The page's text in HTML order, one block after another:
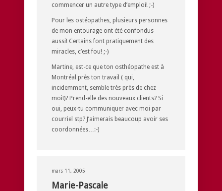
commencer un autre type d’emploi! ;-)
Pour les ostéopathes, plusieurs personnes
de mon entourage ont été confondus
aussi! Certains font pratiquement des
miracles, c’est fou! ;-)
Martine, est-ce que ton osthéopathe est à
Montréal près ton travail ( qui,
incidemment, semble très près de chez
moi!)? Prend-elle des nouveaux clients? Si
oui, peux-tu communiquer avec moi par
courriel stp? J’aimerais beaucoup avoir ses
coordonnées…:-)
mars 11, 2005
Marie-Pascale